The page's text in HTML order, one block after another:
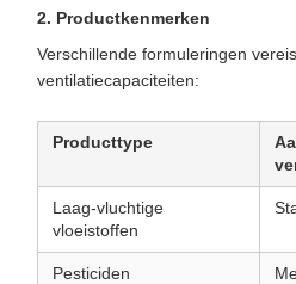
2. Productkenmerken
Verschillende formuleringen
ventilatiecapaciteiten:
Producttype
Laag-vluchtige
vloeistoffen
Pesticiden